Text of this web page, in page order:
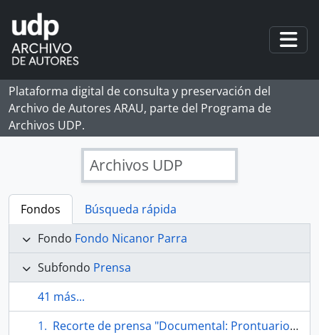
Skip to main content
Plataforma digital de consulta y preservación del
Archivo de Autores ARAU, parte del Programa de
Archivos UDP.
Archivos UDP
Fondos
Búsqueda rápida
Fondo Fondo Nicanor Parra
Subfondo Prensa
41 más...
Recorte de prensa "Documental: Prontuario de Roberto Parra"